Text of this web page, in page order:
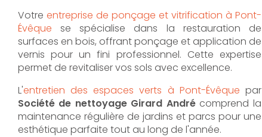
Votre entreprise de ponçage et vitrification à Pont-
Évêque se spécialise dans la restauration de
surfaces en bois, offrant ponçage et application de
vernis pour un fini professionnel. Cette expertise
permet de revitaliser vos sols avec excellence.
L'entretien des espaces verts à Pont-Évêque par
Société de nettoyage Girard André comprend la
maintenance régulière de jardins et parcs pour une
esthétique parfaite tout au long de l'année.